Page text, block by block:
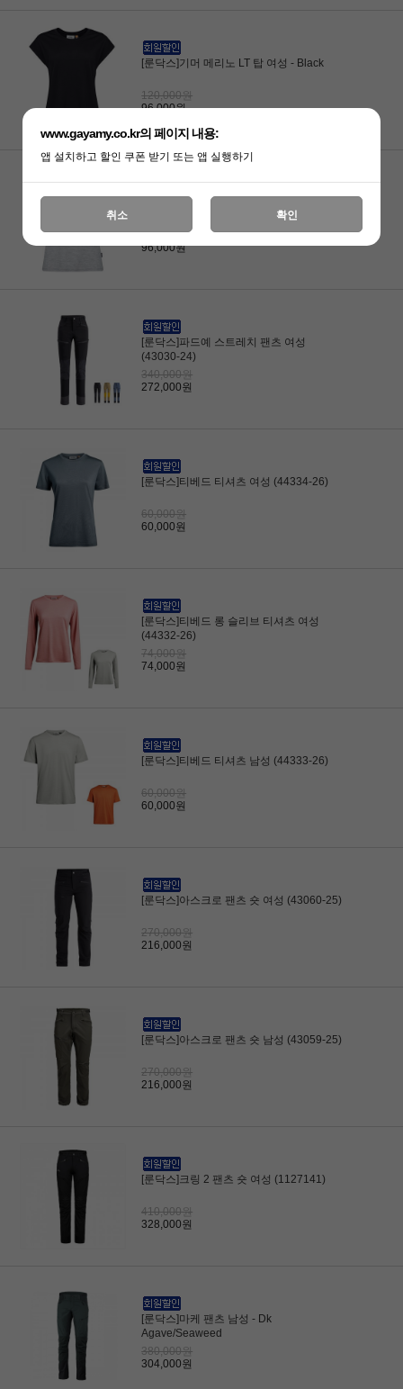
[룬닥스]기머 메리노 LT 탑 여성 - Black
120,000원
96,000원
[룬닥스]기머 메리노 LT 탑 여성 - Light
120,000원
96,000원
[룬닥스]파드예 스트레치 팬츠 여성
(43030-24)
340,000원
272,000원
[룬닥스]티베드 티셔츠 여성 (44334-26)
60,000원
60,000원
[룬닥스]티베드 롱 슬리브 티셔츠 여성
(44332-26)
74,000원
74,000원
[룬닥스]티베드 티셔츠 남성 (44333-26)
60,000원
60,000원
[룬닥스]아스크로 팬츠 숏 여성 (43060-25)
270,000원
216,000원
[룬닥스]아스크로 팬츠 숏 남성 (43059-25)
270,000원
216,000원
[룬닥스]크링 2 팬츠 숏 여성 (1127141)
410,000원
328,000원
[룬닥스]마케 팬츠 남성 - Dk
Agave/Seaweed
380,000원
304,000원
www.gayamy.co.kr의 페이지 내용:
앱 설치하고 할인 쿠폰 받기 또는 앱 실행하기
취소 확인